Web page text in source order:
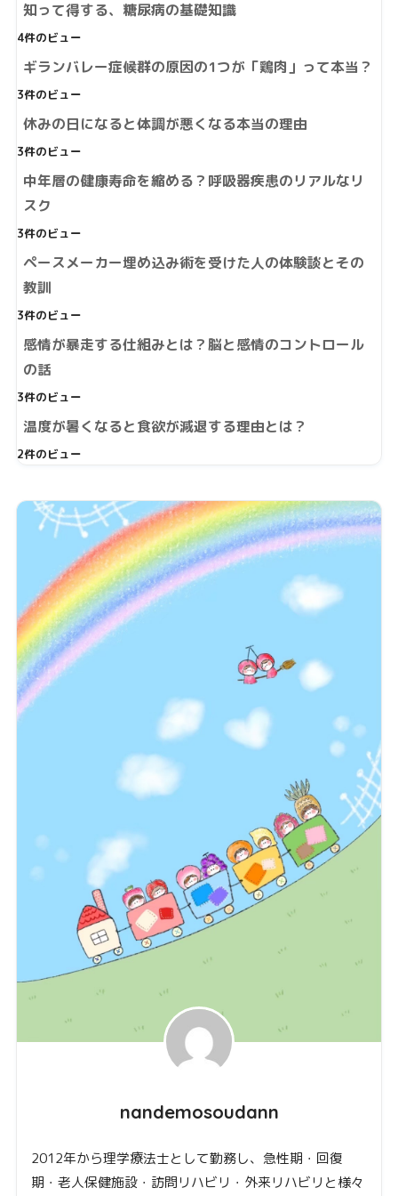
知って得する、糖尿病の基礎知識
4件のビュー
ギランバレー症候群の原因の1つが「鶏肉」って本当？
3件のビュー
休みの日になると体調が悪くなる本当の理由
3件のビュー
中年層の健康寿命を縮める？呼吸器疾患のリアルなリ
スク
3件のビュー
ペースメーカー埋め込み術を受けた人の体験談とその
教訓
3件のビュー
感情が暴走する仕組みとは？脳と感情のコントロール
の話
3件のビュー
温度が暑くなると食欲が減退する理由とは？
2件のビュー
nandemosoudann
2012年から理学療法士として勤務し、急性期・回復
期・老人保健施設・訪問リハビリ・外来リハビリと様々